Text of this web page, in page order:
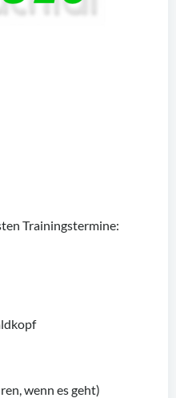
Trainingstermine:
wenn es geht)